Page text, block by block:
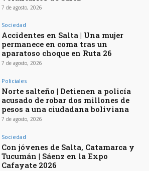
7 de agosto, 2026
Sociedad
Accidentes en Salta | Una mujer
permanece en coma tras un
aparatoso choque en Ruta 26
7 de agosto, 2026
Policiales
Norte salteño | Detienen a policía
acusado de robar dos millones de
pesos a una ciudadana boliviana
7 de agosto, 2026
Sociedad
Con jóvenes de Salta, Catamarca y
Tucumán | Sáenz en la Expo
Cafayate 2026